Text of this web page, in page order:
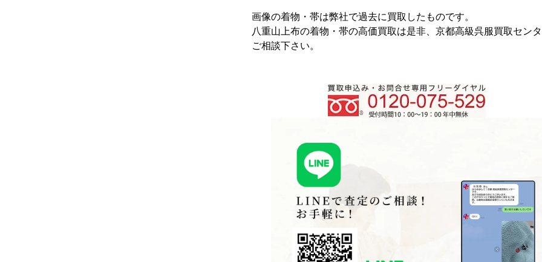
画像の着物・帯は弊社で過去に買取したものです。
八重山上布の着物・帯の高価買取は是非、京都高級呉服買取セン
ご相談下さい。